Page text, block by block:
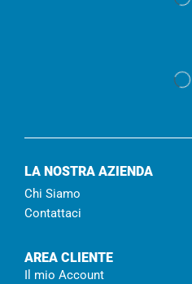
LA NOSTRA AZIENDA
Chi Siamo
Contattaci
AREA CLIENTE
Il mio Account